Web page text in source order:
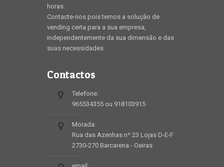
horas.
Contacte-nos pois temos a solução de
vending certa para a sua empresa,
independentemente da sua dimensão e das
suas necessidades.
Contactos
Telefone:
965534355 ou 918103915
Morada:
Rua das Azenhas nº 23 Lojas D-E-F
2730-270 Barcarena - Oeiras